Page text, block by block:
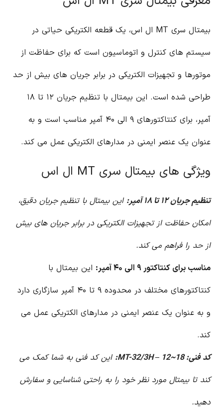
بیمتال سری MT ال اس، یک قطعه الکتریکی حیاتی در
سیستم های کنترل و اتوماسیون است که برای حفاظت از
موتورها و تجهیزات الکتریکی در برابر جریان های بیش از حد
طراحی شده است. این بیمتال با تنظیم جریان ۱۲ تا ۱۸
آمپر، برای کنتاکتورهای ۹ الی ۴۰ آمپر مناسب است و به
عنوان یک عنصر ایمنی در مدارهای الکتریکی عمل می کند.
ویژگی های بیمتال سری MT ال اس
تنظیم جریان ۱۲ تا ۱۸ آمپر:
این بیمتال با تنظیم جریان دقیق،
امکان حفاظت از تجهیزات الکتریکی در برابر جریان های بیش
از حد را فراهم می کند.
مناسب برای کنتاکتور ۹ الی ۴۰ آمپر:
این بیمتال با
کنتاکتورهای مختلف در محدوده ۹ تا ۴۰ آمپر سازگاری دارد
و به عنوان یک عنصر ایمنی در مدارهای الکتریکی عمل می
کند.
کد فنی: MT-32/3H – 12~18:
این کد فنی به شما کمک می
کند تا بیمتال مورد نظر خود را به راحتی شناسایی و سفارش
دهید.